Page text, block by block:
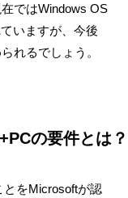
ではWindows OS
いますが、今後
れるでしょう。
の要件とは？
とをMicrosoftが認